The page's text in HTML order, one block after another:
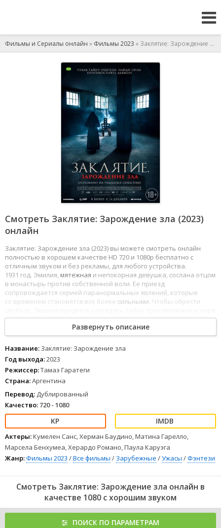
Фильмы и Сериалы онлайн » Фильмы 2023 » Заклятие: Зарождение зла
Смотреть Заклятие: Зарождение зла (2023)
онлайн
Заклятие: Зарождение зла (2023) вы можете смотреть онлайн
полностью в хорошем качестве HD 720 и 1080p бесплатно с
отличным звуком и без рекламы, для любого устройства.
1931 год. Эмилия, мятежная и непокорная девушка, сослана отцом
в монастырь против собственной воли. Ее приезд
сопровождается серией паранормальных явлений, которые
со временем становятся все более сильными . Чтобы обрести
и егообитательниц.
12345 678
Развернуть описание
Название: Заклятие: Зарождение зла
Год выхода:2023
Режиссер:Тамаэ Гаратеги
Страна:Аргентина
Перевод: Дублированный
Качество: 720 - 1080
Актеры:Кумелен Санс, Херман Баудино, Матина Гарелло,
Марсела Бенхумеа, Херардо Романо, Паула Каруэга
Жанр:Фильмы 2023 /Все фильмы / Зарубежные /Ужасы /Фэнтези
Смотреть Заклятие: Зарождение зла онлайн в
качестве 1080 с хорошим звуком
ПОИСК ПО ПАРАМЕТРАМ